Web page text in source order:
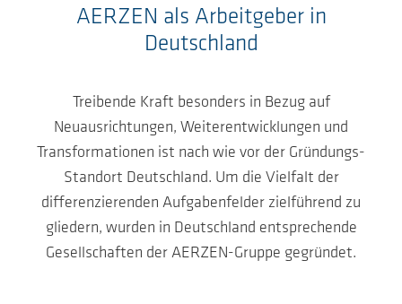
AERZEN als Arbeitgeber in
Deutschland
Treibende Kraft besonders in Bezug auf
Neuausrichtungen, Weiterentwicklungen und
Transformationen ist nach wie vor der Gründungs-
Standort Deutschland. Um die Vielfalt der
differenzierenden Aufgabenfelder zielführend zu
gliedern, wurden in Deutschland entsprechende
Gesellschaften der AERZEN-Gruppe gegründet.